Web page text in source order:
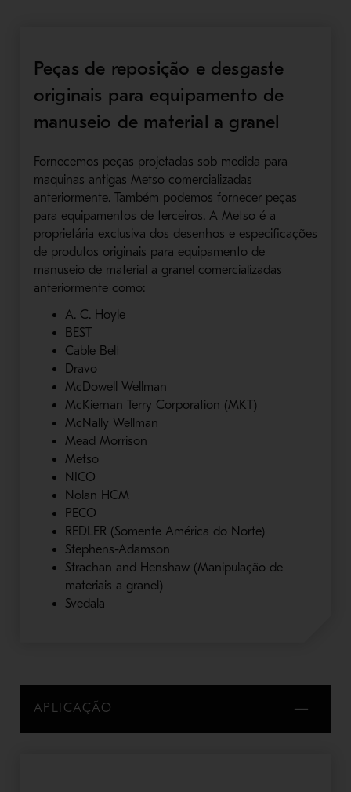
Peças de reposição e desgaste
originais para equipamento de
manuseio de material a granel
Fornecemos peças projetadas sob medida para
maquinas antigas Metso comercializadas
anteriormente. Também podemos fornecer peças
para equipamentos de terceiros. A Metso é a
proprietária exclusiva dos desenhos e especificações
de produtos originais para equipamento de
manuseio de material a granel comercializadas
anteriormente como:
A. C. Hoyle
BEST
Cable Belt
Dravo
McDowell Wellman
McKiernan Terry Corporation (MKT)
McNally Wellman
Mead Morrison
Metso
NICO
Nolan HCM
PECO
REDLER (Somente América do Norte)
Stephens-Adamson
Strachan and Henshaw (Manipulação de
materiais a granel)
Svedala
APLICAÇÃO